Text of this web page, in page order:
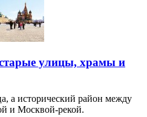
улицы, храмы и
а исторический район между
и Москвой-рекой.